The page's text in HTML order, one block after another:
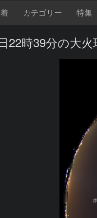
カテゴリー 特集
22時39分の大火